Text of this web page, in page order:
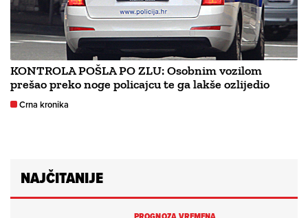
KONTROLA POŠLA PO ZLU: Osobnim vozilom
prešao preko noge policajcu te ga lakše ozlijedio
Crna kronika
NAJČITANIJE